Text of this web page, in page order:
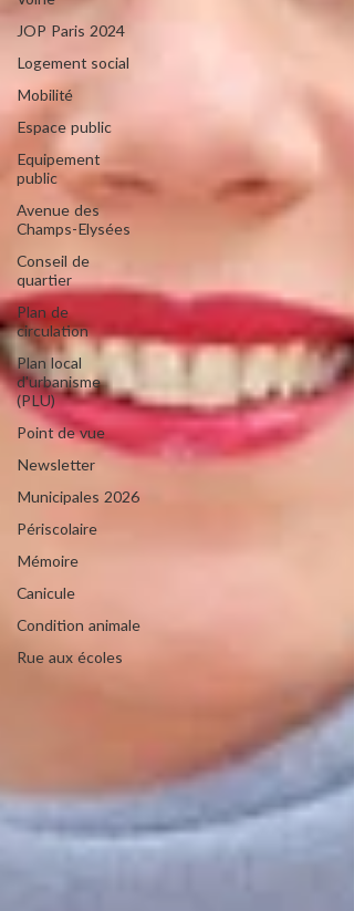
JOP Paris 2024
Logement social
Mobilité
Espace public
Equipement
public
Avenue des
Champs-Elysées
Conseil de
quartier
Plan de
circulation
Plan local
d'urbanisme
(PLU)
Point de vue
Newsletter
Municipales 2026
Périscolaire
Mémoire
Canicule
Condition animale
Rue aux écoles